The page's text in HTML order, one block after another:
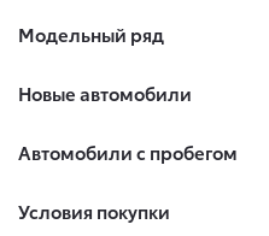
Модельный ряд
Новые автомобили
Автомобили с пробегом
Условия покупки